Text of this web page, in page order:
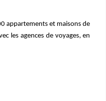
appartements et maisons de
les agences de voyages, en